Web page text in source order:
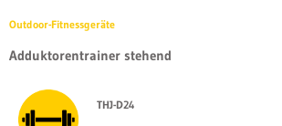
Outdoor-Fitnessgeräte
Adduktorentrainer stehend
THJ-D24